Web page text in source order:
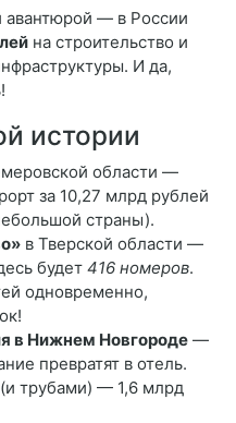
авантюрой — в России
на строительство и
И да,
истории
области —
за 10,27 млрд рублей
страны).
в Тверской области —
будет 416 номеров.
одновременно,
в Нижнем Новгороде —
превратят в отель.
трубами) — 1,6 млрд